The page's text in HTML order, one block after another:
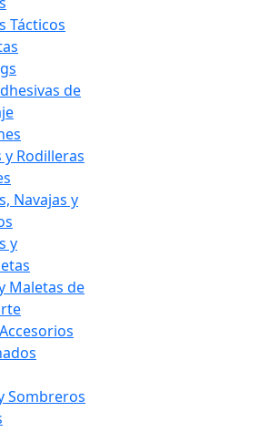
Tácticos
de
y Rodilleras
Navajas y
y
Maletas de
Sombreros